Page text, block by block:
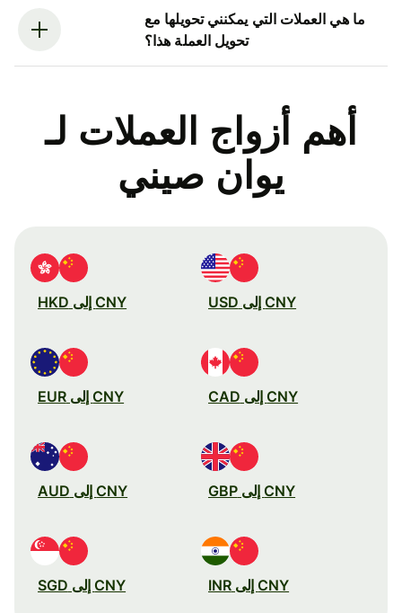
ما هي العملات التي يمكنني تحويلها مع
تحويل العملة هذا؟
أهم أزواج العملات لـ
يوان صيني
CNY إلى USD CNY إلى HKD
CNY إلى CAD CNY إلى EUR
CNY إلى GBP CNY إلى AUD
CNY إلى INR CNY إلى SGD